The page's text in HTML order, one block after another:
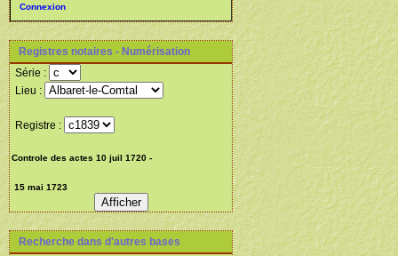
Connexion
Registres notaires - Numérisation
Série :
Lieu :
Registre :
Recherche dans d'autres bases